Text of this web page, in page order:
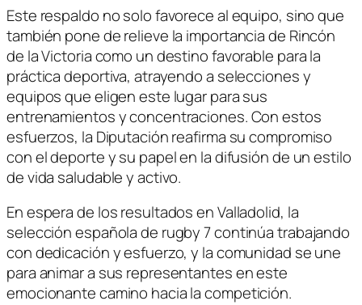
Este respaldo no solo favorece al equipo, sino que
también pone de relieve la importancia de Rincón
de la Victoria como un destino favorable para la
práctica deportiva, atrayendo a selecciones y
equipos que eligen este lugar para sus
entrenamientos y concentraciones. Con estos
esfuerzos, la Diputación reafirma su compromiso
con el deporte y su papel en la difusión de un estilo
de vida saludable y activo.
En espera de los resultados en Valladolid, la
selección española de rugby 7 continúa trabajando
con dedicación y esfuerzo, y la comunidad se une
para animar a sus representantes en este
emocionante camino hacia la competición.